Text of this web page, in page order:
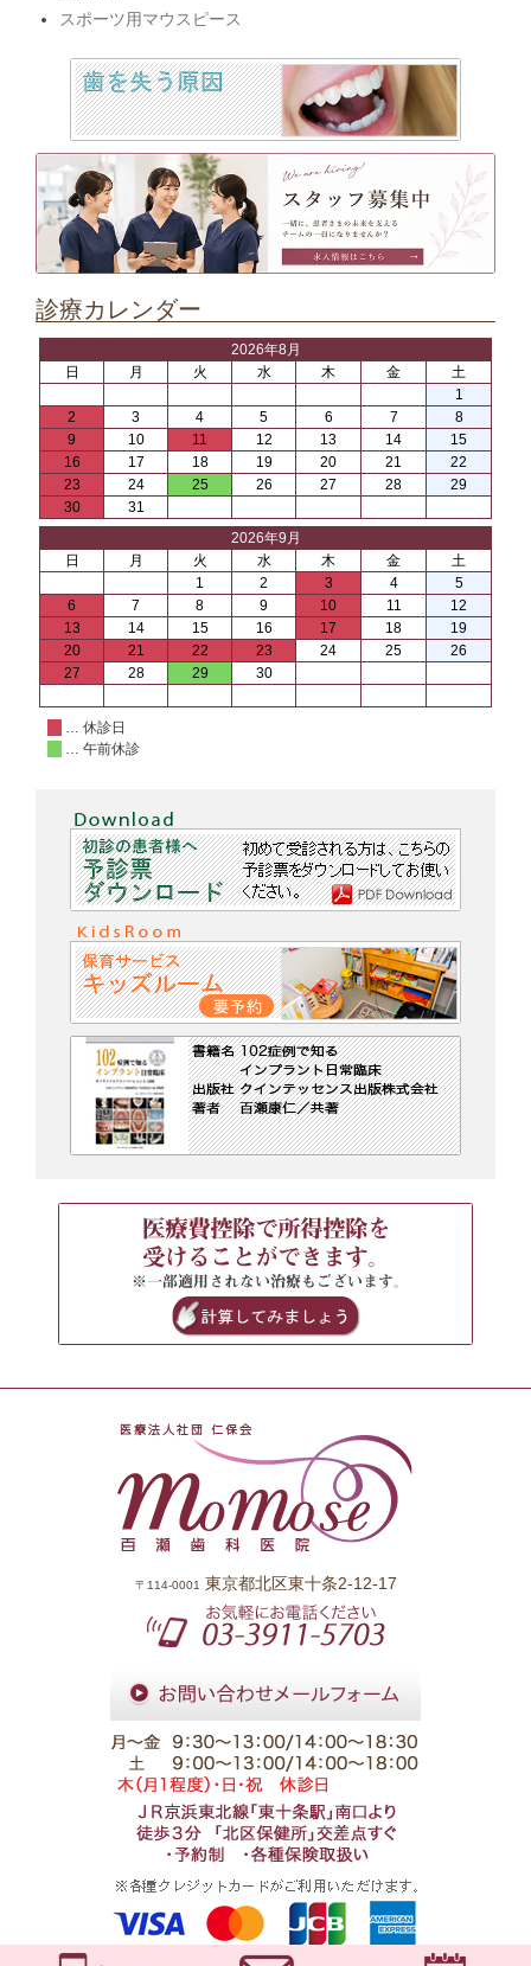
スポーツ用マウスピース
診療カレンダー
2026年8月
日
月 火 水 木 金
土
1
2
3 4 5 6 7
8
9
10 11 12 13 14
15
16
17 18 19 20 21
22
23
24 25 26 27 28
29
30
31
2026年9月
日
月 火 水 木 金
土
1
2 3 4
5
6
7 8 9 10 11
12
13
14 15 16 17 18
19
20
21 22 23 24 25
26
27
28 29 30
… 休診日
… 午前休診
〒114-0001 東京都北区東十条2-12-17